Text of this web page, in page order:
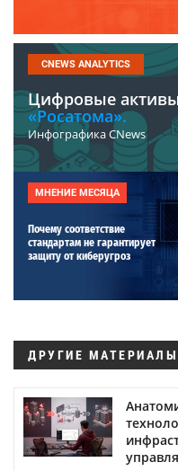
CNEWS ANALYTICS
Цифровые активы
«Росатома».
Инфографика CNews
МНЕНИЕ МЕСЯЦА
Почему соответствие
стандартам не гарантирует
защиту от киберугроз
ДРУГИЕ